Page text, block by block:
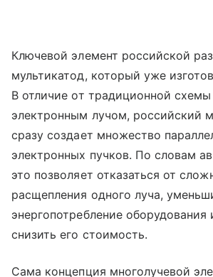
Ключевой элемент российской
мультикатод, который уже
В отличие от традиционной
электронным лучом, российский
сразу создает множество
электронных пучков. По словам
это позволяет отказаться от
расщепления одного луча,
энергопотребление оборудования
снизить его стоимость.
Сама концепция многолучевой